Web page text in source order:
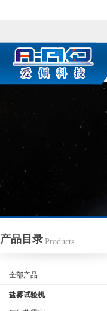
产品目录 Products
全部产品
盐雾试验机